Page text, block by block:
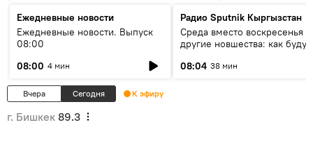
Ежедневные новости
Ежедневные новости. Выпуск
08:00
08:00 4 мин
Радио Sputnik Кыргызстан
Среда вместо воскресенья и
другие новшества: как будут
08:04 38 мин
Вчера Сегодня К эфиру
г. Бишкек 89.3